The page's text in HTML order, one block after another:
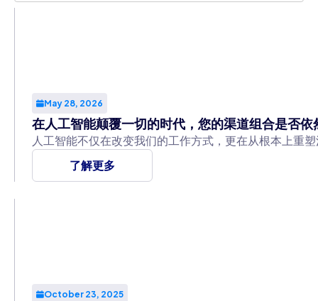
May 28, 2026
在人工智能颠覆一切的时代，您的渠道组合是否依
人工智能不仅在改变我们的工作方式，更在从根本上重
了解更多
October 23, 2025